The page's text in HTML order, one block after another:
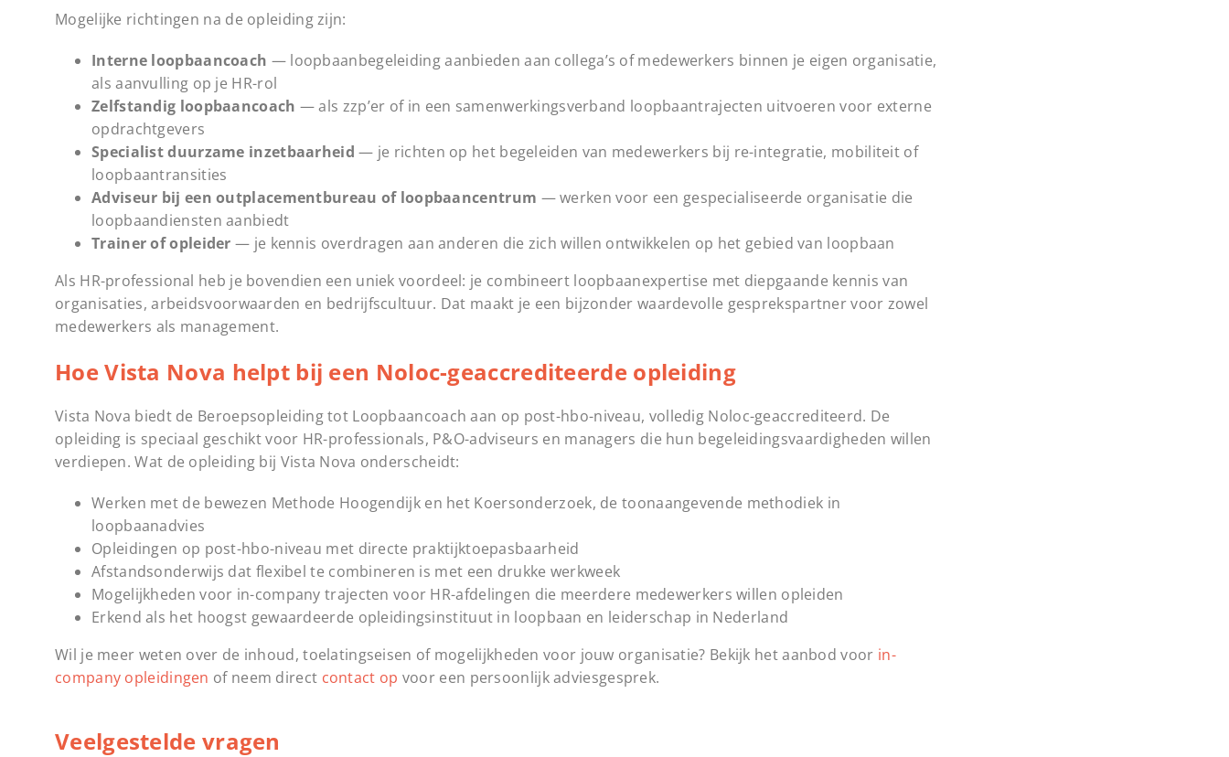
Mogelijke richtingen na de opleiding zijn:
Interne loopbaancoach — loopbaanbegeleiding aanbieden aan collega’s of medewerkers binnen je eigen organisatie,
als aanvulling op je HR-rol
Zelfstandig loopbaancoach — als zzp’er of in een samenwerkingsverband loopbaantrajecten uitvoeren voor externe
opdrachtgevers
Specialist duurzame inzetbaarheid — je richten op het begeleiden van medewerkers bij re-integratie, mobiliteit of
loopbaantransities
Adviseur bij een outplacementbureau of loopbaancentrum — werken voor een gespecialiseerde organisatie die
loopbaandiensten aanbiedt
Trainer of opleider — je kennis overdragen aan anderen die zich willen ontwikkelen op het gebied van loopbaan
Als HR-professional heb je bovendien een uniek voordeel: je combineert loopbaanexpertise met diepgaande kennis van
organisaties, arbeidsvoorwaarden en bedrijfscultuur. Dat maakt je een bijzonder waardevolle gesprekspartner voor zowel
medewerkers als management.
Hoe Vista Nova helpt bij een Noloc-geaccrediteerde opleiding
Vista Nova biedt de Beroepsopleiding tot Loopbaancoach aan op post-hbo-niveau, volledig Noloc-geaccrediteerd. De
opleiding is speciaal geschikt voor HR-professionals, P&O-adviseurs en managers die hun begeleidingsvaardigheden willen
verdiepen. Wat de opleiding bij Vista Nova onderscheidt:
Werken met de bewezen Methode Hoogendijk en het Koersonderzoek, de toonaangevende methodiek in
loopbaanadvies
Opleidingen op post-hbo-niveau met directe praktijktoepasbaarheid
Afstandsonderwijs dat flexibel te combineren is met een drukke werkweek
Mogelijkheden voor in-company trajecten voor HR-afdelingen die meerdere medewerkers willen opleiden
Erkend als het hoogst gewaardeerde opleidingsinstituut in loopbaan en leiderschap in Nederland
Wil je meer weten over de inhoud, toelatingseisen of mogelijkheden voor jouw organisatie? Bekijk het aanbod voor in-
company opleidingen of neem direct contact op voor een persoonlijk adviesgesprek.
Veelgestelde vragen